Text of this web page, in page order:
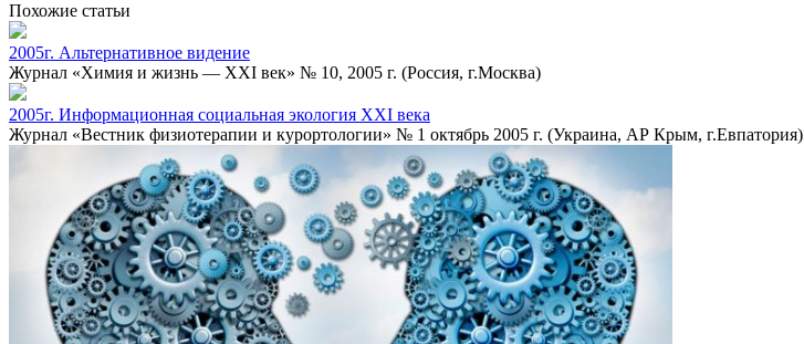
Похожие статьи
2005г. Альтернативное видение
Журнал «Химия и жизнь — XXI век» № 10, 2005 г. (Россия, г.Москва)
2005г. Информационная социальная экология XXI века
Журнал «Вестник физиотерапии и курортологии» № 1 октябрь 2005 г. (Украина, АР Крым, г.Евпатория)